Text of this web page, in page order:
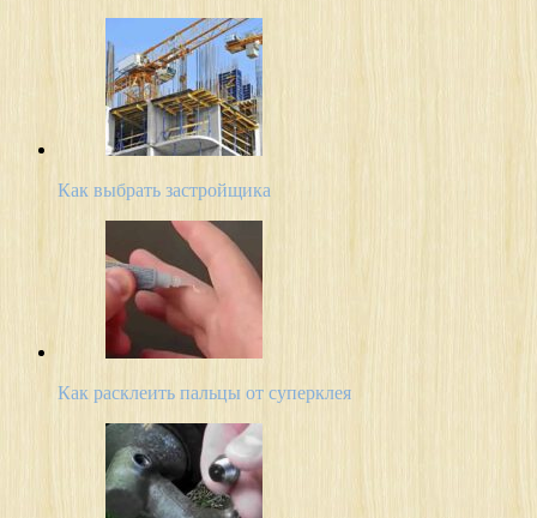
Как выбрать застройщика
Как расклеить пальцы от суперклея